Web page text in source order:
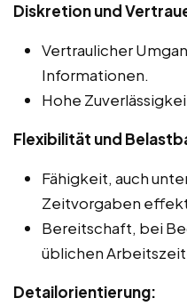
Diskretion und
Vertraulicher
Informationen.
Hohe
Flexibilität und
Fähigkeit, auch
Zeitvorgaben
Bereitschaft, bei
üblichen
Detailorientierung: